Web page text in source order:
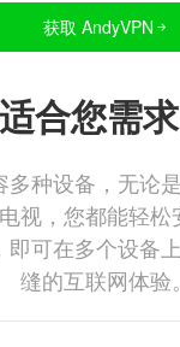
获取 AndyVPN
合您需
多种设备，无论
视，您都能轻松
即可在多个设备
缝的互联网体验。